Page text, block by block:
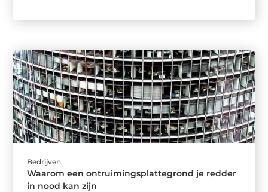
Bedrijven
Waarom een ontruimingsplattegrond je redder
in nood kan zijn